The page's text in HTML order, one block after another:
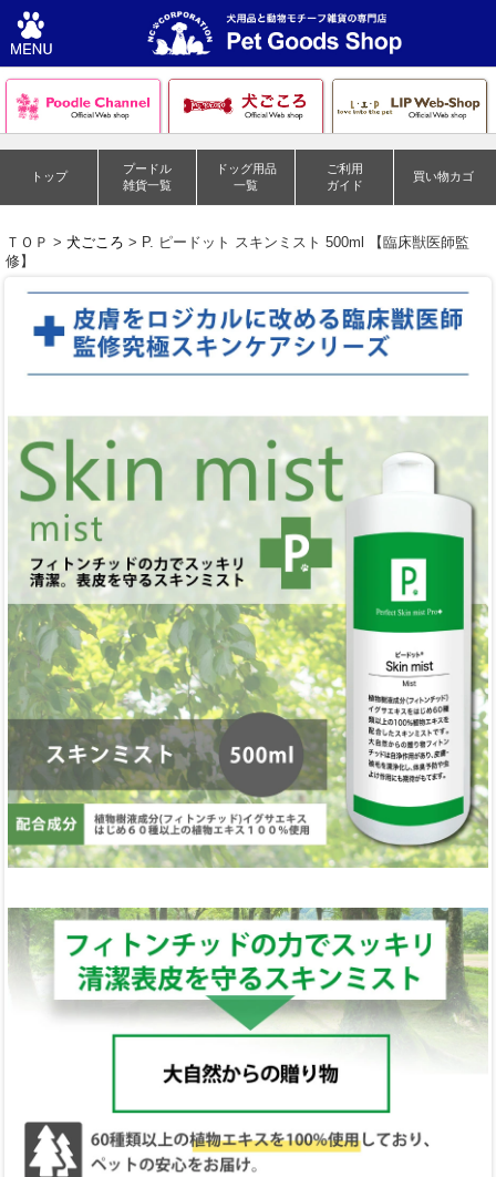
トップ
プードル
雑貨一覧
ドッグ用品
一覧
ご利用
ガイド
買い物カゴ
ＴＯＰ > 犬ごころ > P. ピードット スキンミスト 500ml 【臨床獣医師監
修】